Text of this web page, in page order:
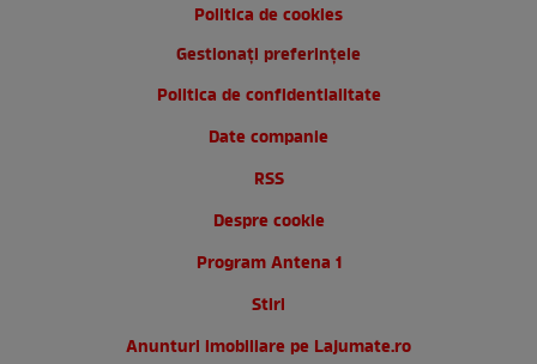
Politica de cookies
Gestionați preferințele
Politica de confidentialitate
Date companie
RSS
Despre cookie
Program Antena 1
Stiri
Anunturi imobiliare pe Lajumate.ro